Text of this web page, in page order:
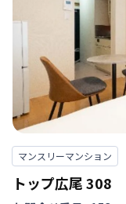
マンスリーマンション
トップ広尾308